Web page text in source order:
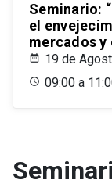
Seminario:
el
mercados y
19 de
09:00 a